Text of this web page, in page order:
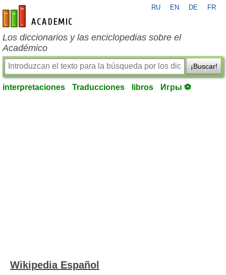
es-academic.com
RU EN DE FR
Los diccionarios y las enciclopedias sobre el
Académico
¡Buscar!
interpretaciones Traducciones libros Игры ⚽
Wikipedia Español